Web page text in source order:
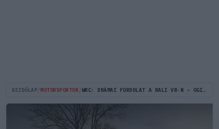
KEZDŐLAP MOTORSPORTOK WRC: DRÁMAI FORDULAT A RALI VB-N – OGIER GYŐZELMÉVEL EVANS ELŐNYE ELOLVADT!